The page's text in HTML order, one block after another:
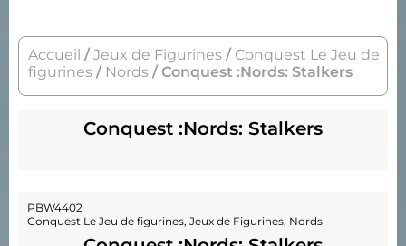
Accueil /Jeux de Figurines / Conquest Le Jeu de
figurines / Nords / Conquest :Nords: Stalkers
Conquest :Nords: Stalkers
PBW4402
Conquest Le Jeu de figurines, Jeux de Figurines, Nords